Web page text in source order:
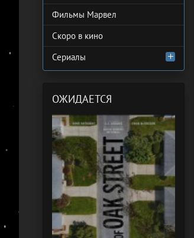
Фильмы Марвел
Скоро в кино
Сериалы
ОЖИДАЕТСЯ